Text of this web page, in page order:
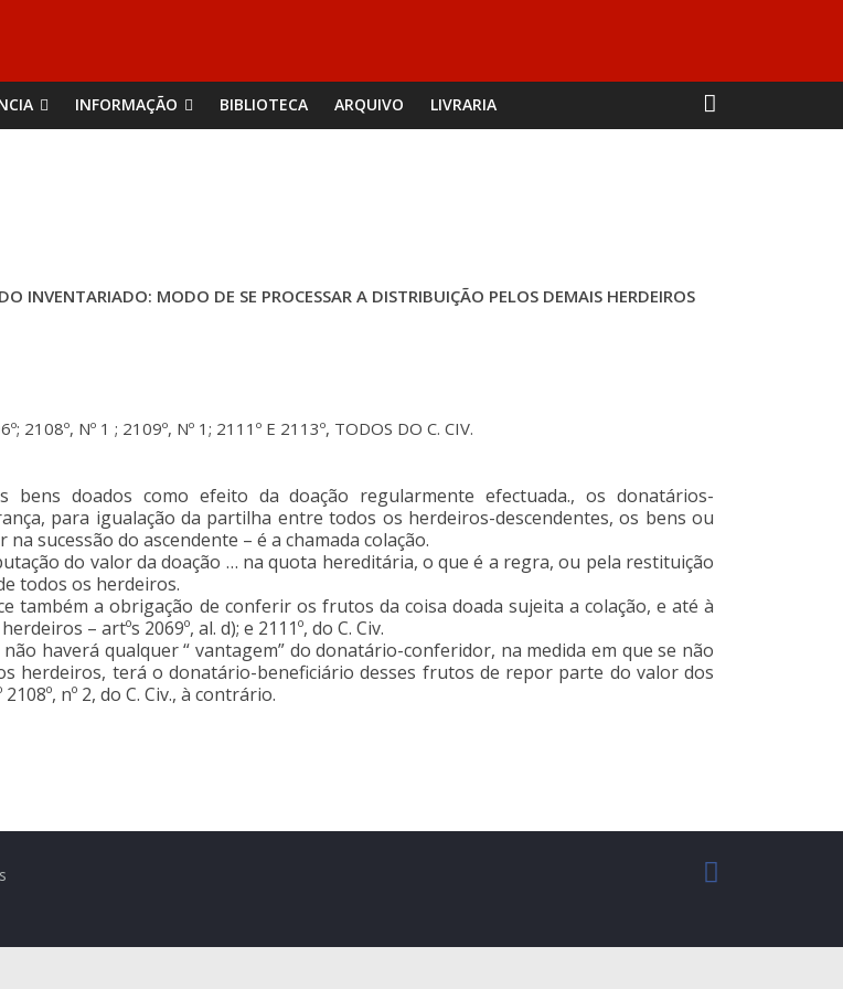
INFORMAÇÃO BIBLIOTECA ARQUIVO LIVRARIA
INVENTARIADO: MODO DE SE PROCESSAR A DISTRIBUIÇÃO PELOS DEMAIS HERDEIROS
2108º, Nº 1 ; 2109º, Nº 1; 2111º E 2113º, TODOS DO C. CIV.
doados como efeito da doação regularmente efectuada., os donatários-
para igualação da partilha entre todos os herdeiros-descendentes, os bens ou
sucessão do ascendente – é a chamada colação.
do valor da doação … na quota hereditária, o que é a regra, ou pela restituição
todos os herdeiros.
também a obrigação de conferir os frutos da coisa doada sujeita a colação, e até à
– artºs 2069º, al. d); e 2111º, do C. Civ.
haverá qualquer “ vantagem” do donatário-conferidor, na medida em que se não
herdeiros, terá o donatário-beneficiário desses frutos de repor parte do valor dos
nº 2, do C. Civ., à contrário.